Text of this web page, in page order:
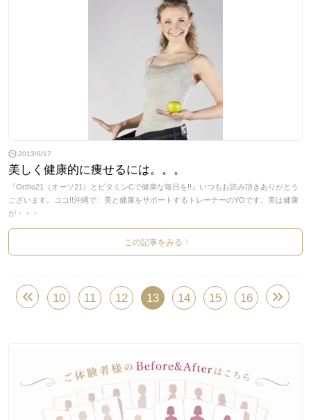
2013/6/17
美しく健康的に痩せるには。。。
『Ortho21（オーソ21）とビタミンCで健康な毎日を!!』いつもお読み頂きありがとう
ございます。ココ!!沖縄で、美と健康をサポートするトレーナーのYOです。美は健康
が・・・
この記事をみる >
« 10 11 12 13 14 15 16 »